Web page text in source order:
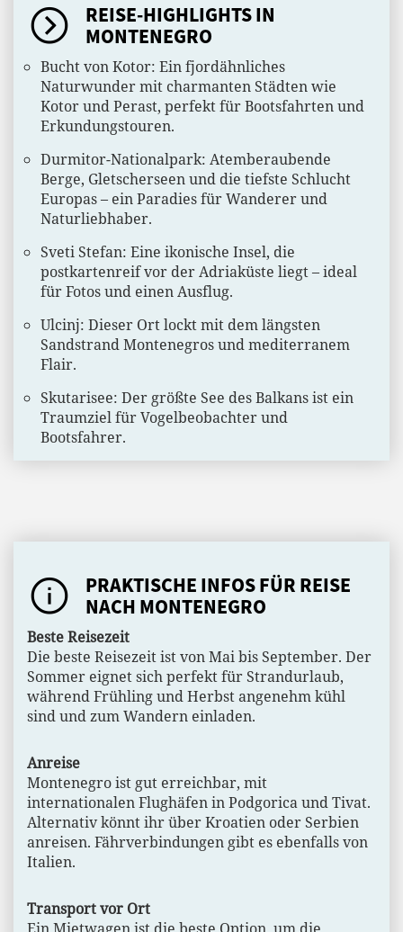
REISE-HIGHLIGHTS IN
MONTENEGRO
Bucht von Kotor: Ein fjordähnliches
Naturwunder mit charmanten Städten wie
Kotor und Perast, perfekt für Bootsfahrten und
Erkundungstouren.
Durmitor-Nationalpark: Atemberaubende
Berge, Gletscherseen und die tiefste Schlucht
Europas – ein Paradies für Wanderer und
Naturliebhaber.
Sveti Stefan: Eine ikonische Insel, die
postkartenreif vor der Adriaküste liegt – ideal
für Fotos und einen Ausflug.
Ulcinj: Dieser Ort lockt mit dem längsten
Sandstrand Montenegros und mediterranem
Flair.
Skutarisee: Der größte See des Balkans ist ein
Traumziel für Vogelbeobachter und
Bootsfahrer.
PRAKTISCHE INFOS FÜR REISE
NACH MONTENEGRO
Beste Reisezeit
Die beste Reisezeit ist von Mai bis September. Der
Sommer eignet sich perfekt für Strandurlaub,
während Frühling und Herbst angenehm kühl
sind und zum Wandern einladen.
Anreise
Montenegro ist gut erreichbar, mit
internationalen Flughäfen in Podgorica und Tivat.
Alternativ könnt ihr über Kroatien oder Serbien
anreisen. Fährverbindungen gibt es ebenfalls von
Italien.
Transport vor Ort